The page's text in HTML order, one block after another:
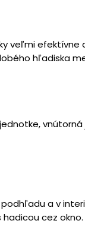
veľmi
hľadiska
a v
cez okno.